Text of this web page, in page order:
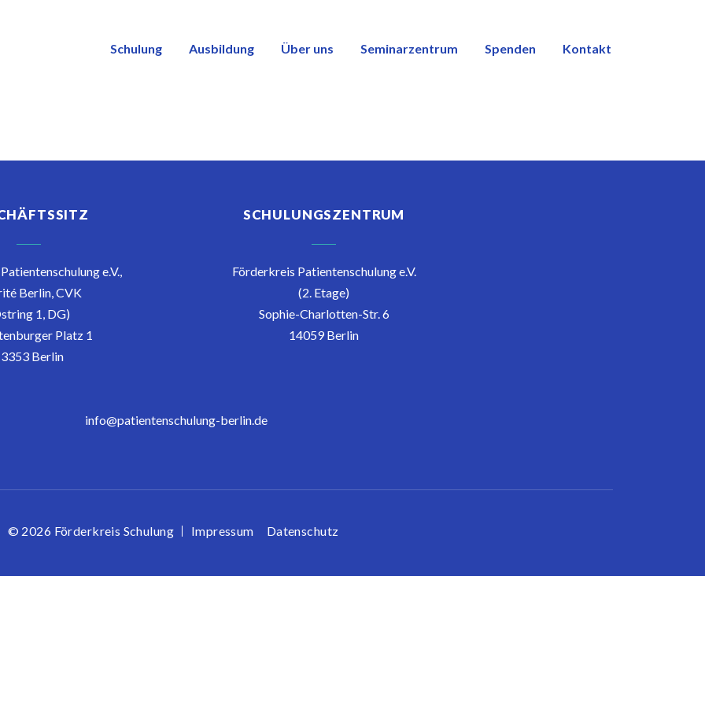
Schulung Ausbildung Über uns Seminarzentrum Spenden Kontakt
e.V.,
Berlin, CVK
1, DG)
Platz 1
Berlin
SCHULUNGSZENTRUM
Förderkreis Patientenschulung e.V.
(2. Etage)
Sophie-Charlotten-Str. 6
14059 Berlin
info@patientenschulung-berlin.de
© 2026 Förderkreis Schulung Impressum Datenschutz